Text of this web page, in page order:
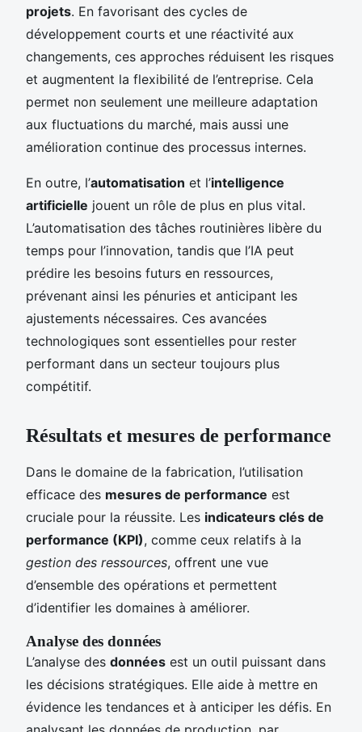
projets. En favorisant des cycles de
développement courts et une réactivité aux
changements, ces approches réduisent les risques
et augmentent la flexibilité de l’entreprise. Cela
permet non seulement une meilleure adaptation
aux fluctuations du marché, mais aussi une
amélioration continue des processus internes.
En outre, l’automatisation et l’intelligence
artificielle jouent un rôle de plus en plus vital.
L’automatisation des tâches routinières libère du
temps pour l’innovation, tandis que l’IA peut
prédire les besoins futurs en ressources,
prévenant ainsi les pénuries et anticipant les
ajustements nécessaires. Ces avancées
technologiques sont essentielles pour rester
performant dans un secteur toujours plus
compétitif.
Résultats et mesures de performance
Dans le domaine de la fabrication, l’utilisation
efficace des mesures de performance est
cruciale pour la réussite. Les indicateurs clés de
performance (KPI), comme ceux relatifs à la
gestion des ressources, offrent une vue
d’ensemble des opérations et permettent
d’identifier les domaines à améliorer.
Analyse des données
L’analyse des données est un outil puissant dans
les décisions stratégiques. Elle aide à mettre en
évidence les tendances et à anticiper les défis. En